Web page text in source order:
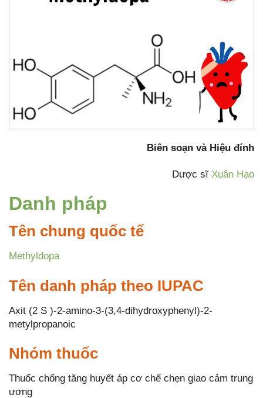
Biên soạn và Hiệu đính
Dược sĩXuân Hạo
Danh pháp
Tên chung quốc tế
Methyldopa
Tên danh pháp theo IUPAC
Axit (2 S )-2-amino-3-(3,4-dihydroxyphenyl)-2-
metylpropanoic
Nhóm thuốc
Thuốc chống tăng huyết áp cơ chế chẹn giao cảm trung
ương